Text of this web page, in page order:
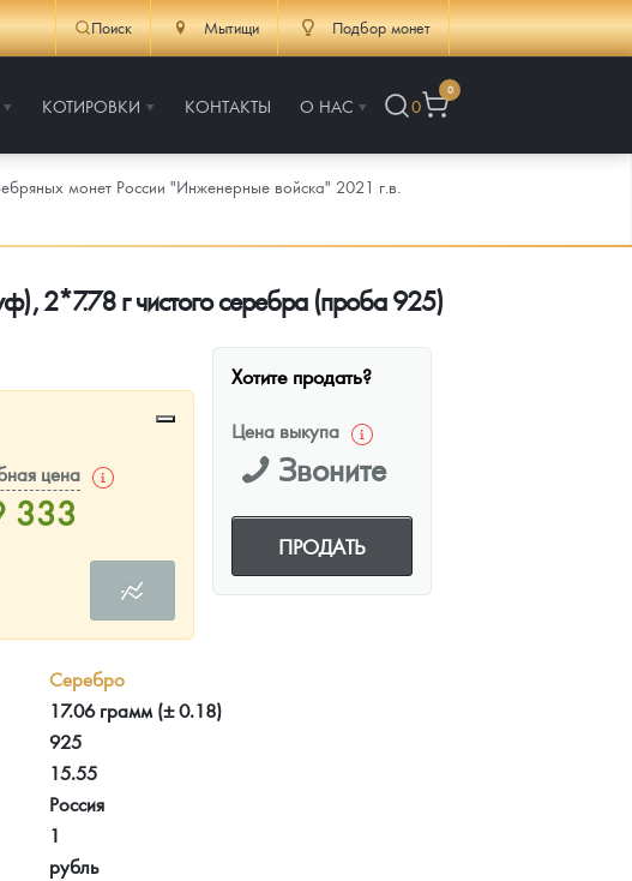
Поиск Мытищи Подбор монет
КОТИРОВКИ КОНТАКТЫ О НАС 0
0
монет России "Инженерные войска" 2021 г.в.
2*7.78 г чистого серебра (проба 925)
цена
333
Хотите продать?
Цена выкупа
Звоните
ПРОДАТЬ
Серебро
17.06 грамм (± 0.18)
925
15.55
Россия
1
рубль